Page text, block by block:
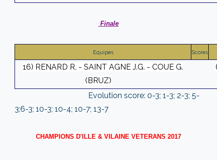
Finale
Equipes Scores
16) RENARD R. - SAINT AGNE J.G. - COUE G.
(BRUZ)
Evolution score: 0-3; 1-3; 2-3; 5-
3;6-3; 10-3; 10-4; 10-7; 13-7
CHAMPIONS D'ILLE & VILAINE VETERANS 2017